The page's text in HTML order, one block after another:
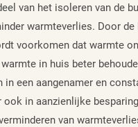
van het isoleren van de
warmteverlies. Door de
voorkomen dat warmte
in huis beter
in een aangenamer en
ook in aanzienlijke
van